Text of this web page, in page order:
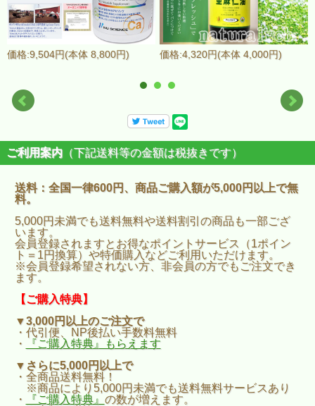
価格:9,504円(本体 8,800円) 価格:4,320円(本体 4,000円)
ご利用案内 （下記送料等の金額は税抜きです）
送料：全国一律600円、商品ご購入額が5,000円以上で無
料。
5,000円未満でも送料無料や送料割引の商品も一部ござ
います。
会員登録されますとお得なポイントサービス（1ポイン
ト＝1円換算）や特価購入などご利用いただけます。
※会員登録希望されない方、非会員の方でもご注文でき
ます。
【ご購入特典】
▼3,000円以上のご注文で
・代引便、NP後払い手数料無料
・
『ご購入特典』もらえます
▼さらに5,000円以上で
・全商品送料無料！
※商品により5,000円未満でも送料無料サービスあり
・
『ご購入特典』 の数が増えます。